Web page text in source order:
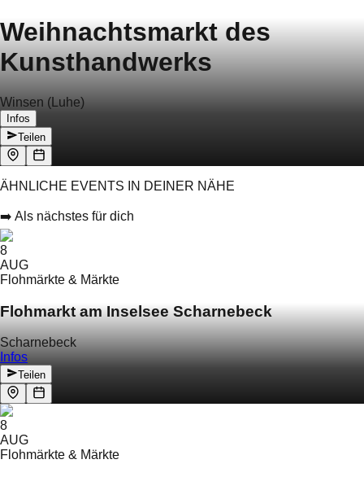
Weihnachtsmarkt des
Kunsthandwerks
Winsen (Luhe)
Infos
Teilen
ÄHNLICHE EVENTS IN DEINER NÄHE
➡️ Als nächstes für dich
8
AUG
Flohmärkte & Märkte
Flohmarkt am Inselsee Scharnebeck
Scharnebeck
Infos
Teilen
8
AUG
Flohmärkte & Märkte